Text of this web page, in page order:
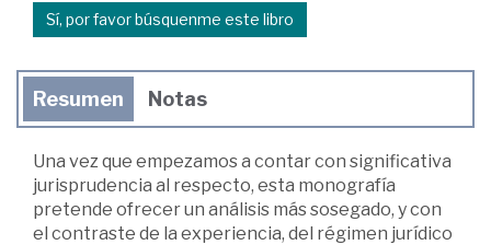
Sí, por favor búsquenme este libro
Resumen Notas
Una vez que empezamos a contar con significativa
jurisprudencia al respecto, esta monografía
pretende ofrecer un análisis más sosegado, y con
el contraste de la experiencia, del régimen jurídico